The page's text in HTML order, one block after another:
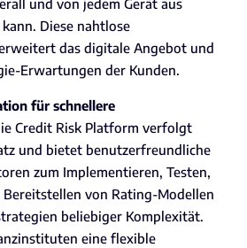
und von jedem Gerät aus
Diese nahtlose
das digitale Angebot und
Erwartungen der Kunden.
für schnellere
Credit Risk Platform verfolgt
und bietet benutzerfreundliche
zum Implementieren, Testen,
von Rating-Modellen
beliebiger Komplexität.
eine flexible